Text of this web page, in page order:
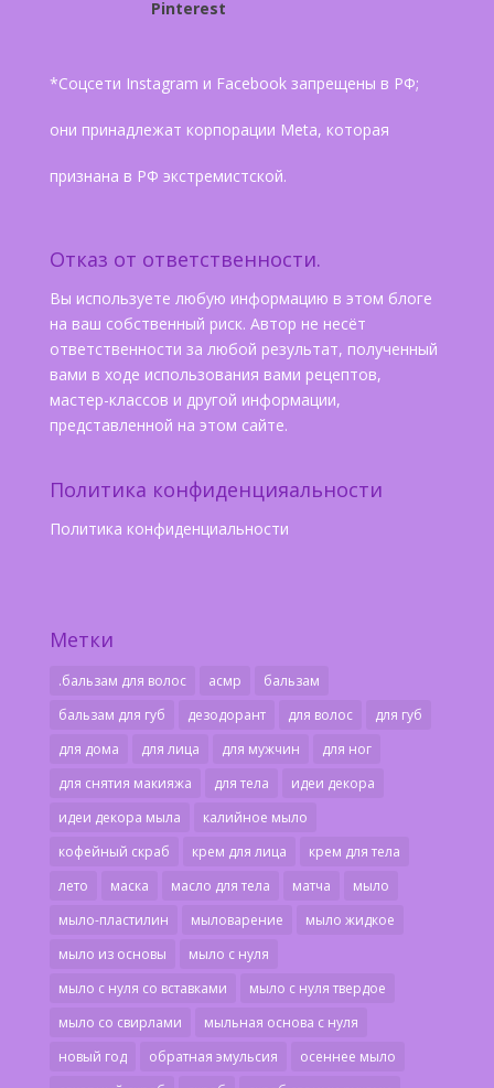
Pinterest
*Соцсети Instagram и Facebook запрещены в РФ;
они принадлежат корпорации Meta, которая
признана в РФ экстремистской.
Отказ от ответственности.
Вы используете любую информацию в этом блоге
на ваш собственный риск. Автор не несёт
ответственности за любой результат, полученный
вами в ходе использования вами рецептов,
мастер-классов и другой информации,
представленной на этом сайте.
Политика конфиденцияальности
Политика конфиденциальности
Метки
.бальзам для волос асмр
бальзам
бальзам для губ
дезодорант для волос
для губ
для дома
для лица для мужчин
для ног
для снятия макияжа
для тела
идеи декора
идеи декора мыла
калийное мыло
кофейный скраб
крем для лица
крем для тела
лето
маска масло для тела матча
мыло
мыло-пластилин
мыловарение
мыло жидкое
мыло из основы
мыло с нуля
мыло с нуля со вставками
мыло с нуля твердое
мыло со свирлами
мыльная основа с нуля
новый год
обратная эмульсия
осеннее мыло